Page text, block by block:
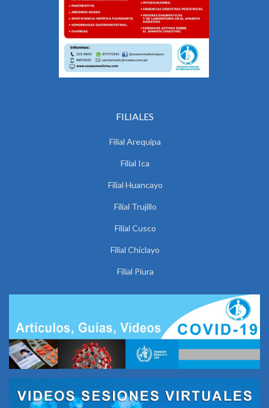
FILIALES
Filial Arequipa
Filial Ica
Filial Huancayo
Filial Trujillo
Filial Cusco
Filial Chiclayo
Filial Piura